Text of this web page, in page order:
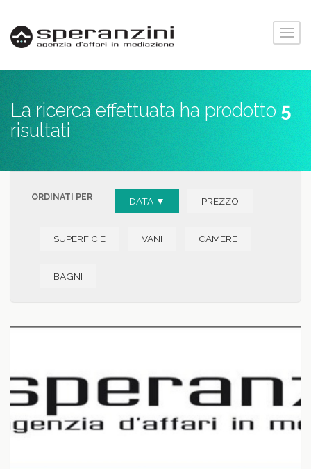
La ricerca effettuata ha prodotto 5
risultati
ORDINATI PER DATA ▼ PREZZO
SUPERFICIE VANI CAMERE
BAGNI